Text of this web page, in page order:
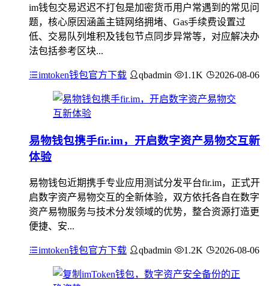
im钱包交易迟迟不打包是加密货币用户常遇到的常见问
题，核心原因涵盖主链网络拥堵、Gas手续费设置过
低、交易队列堆积及钱包节点同步异常等，对应解决办
法包括参考区块...
imtoken钱包官方下载 qbadmin 1.1K 2026-08-06
易物钱包携手fir.im，开启数字资产易物交互新
体验
易物钱包近期携手专业应用测试分发平台fir.im，正式开
启数字资产易物交互的全新体验，双方依托各自在数字
资产易物服务与技术分发领域的优势，整合资源打造更
便捷、安...
imtoken钱包官方下载 qbadmin 1.2K 2026-08-06